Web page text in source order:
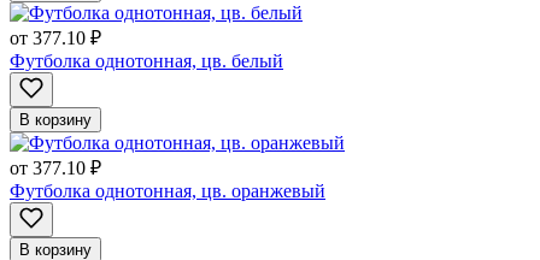
от 377.10 ₽
Футболка однотонная, цв. белый
В корзину
от 377.10 ₽
Футболка однотонная, цв. оранжевый
В корзину